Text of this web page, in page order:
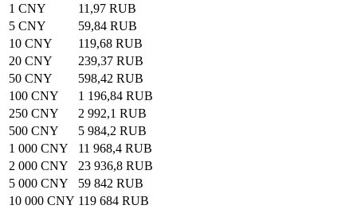
1 CNY
11,97 RUB
5 CNY
59,84 RUB
10 CNY
119,68 RUB
20 CNY
239,37 RUB
50 CNY
598,42 RUB
100 CNY
1 196,84 RUB
250 CNY
2 992,1 RUB
500 CNY
5 984,2 RUB
1 000 CNY
11 968,4 RUB
2 000 CNY
23 936,8 RUB
5 000 CNY
59 842 RUB
10 000 CNY 119 684 RUB